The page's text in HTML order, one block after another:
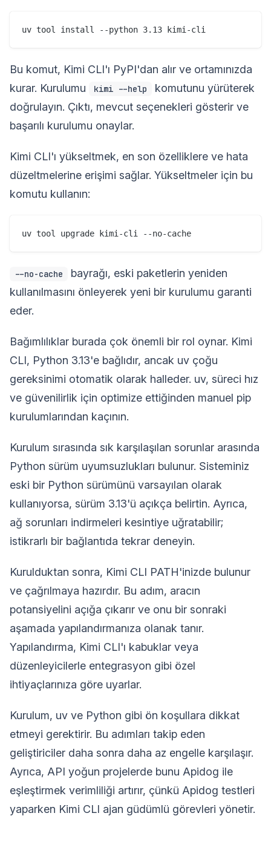
Bu komut, Kimi CLI'ı PyPI'dan alır ve ortamınızda
kurar. Kurulumu
kimi --help
komutunu yürüterek
doğrulayın. Çıktı, mevcut seçenekleri gösterir ve
başarılı kurulumu onaylar.
Kimi CLI'ı yükseltmek, en son özelliklere ve hata
düzeltmelerine erişimi sağlar. Yükseltmeler için bu
komutu kullanın:
--no-cache
bayrağı, eski paketlerin yeniden
kullanılmasını önleyerek yeni bir kurulumu garanti
eder.
Bağımlılıklar burada çok önemli bir rol oynar. Kimi
CLI, Python 3.13'e bağlıdır, ancak uv çoğu
gereksinimi otomatik olarak halleder. uv, süreci hız
ve güvenilirlik için optimize ettiğinden manuel pip
kurulumlarından kaçının.
Kurulum sırasında sık karşılaşılan sorunlar arasında
Python sürüm uyumsuzlukları bulunur. Sisteminiz
eski bir Python sürümünü varsayılan olarak
kullanıyorsa, sürüm 3.13'ü açıkça belirtin. Ayrıca,
ağ sorunları indirmeleri kesintiye uğratabilir;
istikrarlı bir bağlantıda tekrar deneyin.
Kurulduktan sonra, Kimi CLI PATH'inizde bulunur
ve çağrılmaya hazırdır. Bu adım, aracın
potansiyelini açığa çıkarır ve onu bir sonraki
aşamada yapılandırmanıza olanak tanır.
Yapılandırma, Kimi CLI'ı kabuklar veya
düzenleyicilerle entegrasyon gibi özel
ihtiyaçlarınıza göre uyarlar.
Kurulum, uv ve Python gibi ön koşullara dikkat
etmeyi gerektirir. Bu adımları takip eden
geliştiriciler daha sonra daha az engelle karşılaşır.
Ayrıca, API yoğun projelerde bunu Apidog ile
eşleştirmek verimliliği artırır, çünkü Apidog testleri
yaparken Kimi CLI ajan güdümlü görevleri yönetir.